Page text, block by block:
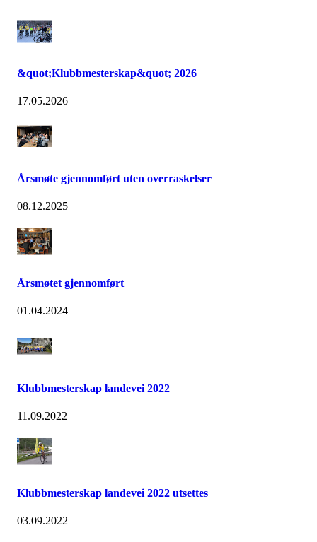
&quot;Klubbmesterskap&quot; 2026
17.05.2026
Årsmøte gjennomført uten overraskelser
08.12.2025
Årsmøtet gjennomført
01.04.2024
Klubbmesterskap landevei 2022
11.09.2022
Klubbmesterskap landevei 2022 utsettes
03.09.2022